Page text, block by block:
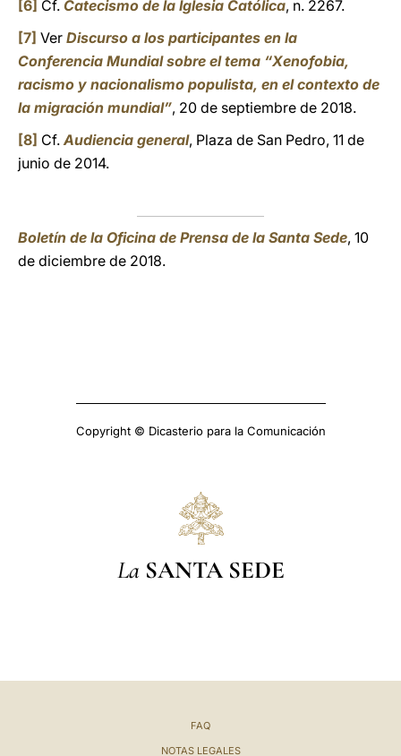
[6] Cf. Catecismo de la Iglesia Católica, n. 2267.
[7] Ver Discurso a los participantes en la
Conferencia Mundial sobre el tema “Xenofobia,
racismo y nacionalismo populista, en el contexto de
la migración mundial”, 20 de septiembre de 2018.
[8] Cf.Audiencia general, Plaza de San Pedro, 11 de
junio de 2014.
Boletín de la Oficina de Prensa de la Santa Sede, 10
de diciembre de 2018.
Copyright © Dicasterio para la Comunicación
La SANTA SEDE
FAQ
NOTAS LEGALES